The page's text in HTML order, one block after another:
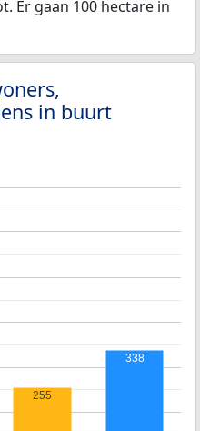
Er gaan 100 hectare in
in buurt
255
338